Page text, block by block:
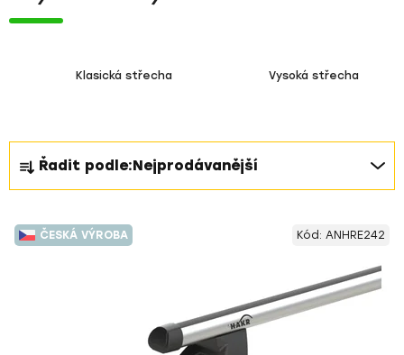
Klasická střecha Vysoká střecha
Ř
a
z
e
n
Řadit podle:Nejprodávanější
V
ý
ČESKÁ VÝROBA Kód: ANHRE242